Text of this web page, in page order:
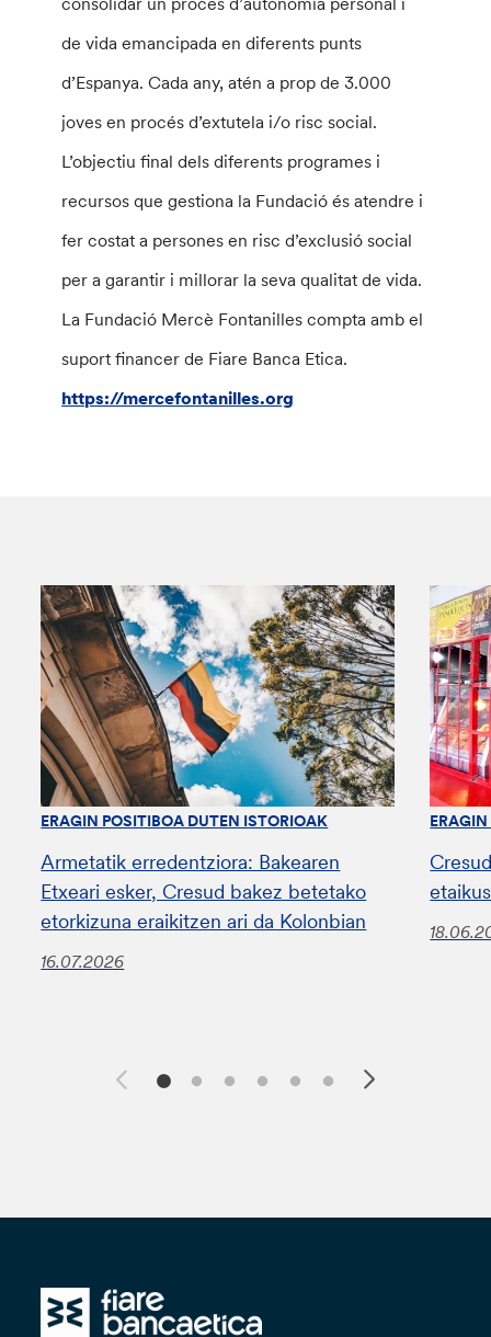
de vida emancipada en diferents punts
d’Espanya. Cada any, atén a prop de 3.000
joves en procés d’extutela i/o risc social.
L’objectiu final dels diferents programes i
recursos que gestiona la Fundació és atendre i
fer costat a persones en risc d’exclusió social
per a garantir i millorar la seva qualitat de vida.
La Fundació Mercè Fontanilles compta amb el
suport financer de Fiare Banca Etica.
https://mercefontanilles.org
ERAGIN POSITIBOA DUTEN ISTORIOAK
Armetatik erredentziora: Bakearen
Etxeari esker, Cresud bakez betetako
etorkizuna eraikitzen ari da Kolonbian
16.07.2026